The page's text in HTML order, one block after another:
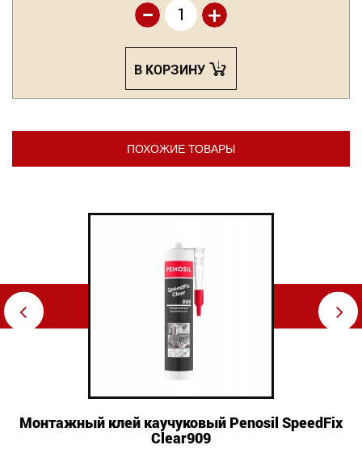
+
-
В КОРЗИНУ
ПОХОЖИЕ ТОВАРЫ
⇦
Монтажный клей каучуковый Penosil SpeedFix
Clear909
⇨